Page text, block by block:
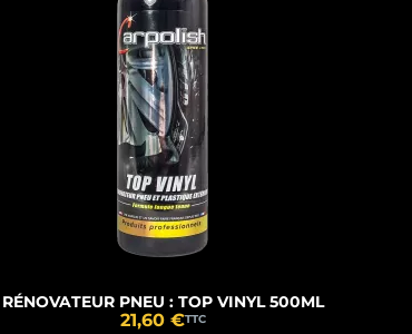
RÉNOVATEUR PNEU : TOP VINYL 500ML
21,60 €TTC